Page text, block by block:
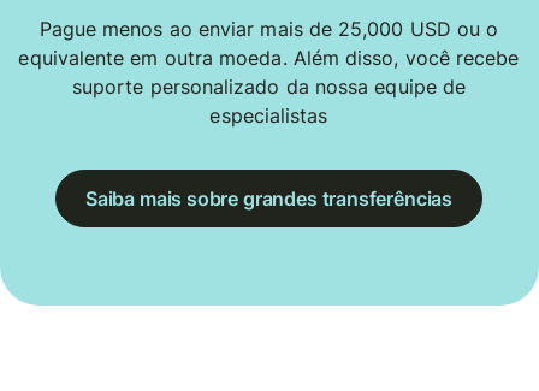
Pague menos ao enviar mais de 25,000 USD ou o
equivalente em outra moeda. Além disso, você recebe
suporte personalizado da nossa equipe de
especialistas
Saiba mais sobre grandes transferências